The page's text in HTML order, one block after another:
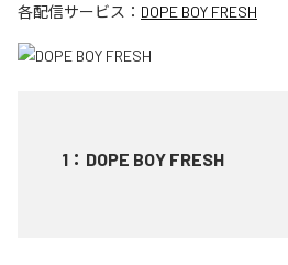
各配信サービス： DOPE BOY FRESH
1 ： DOPE BOY FRESH